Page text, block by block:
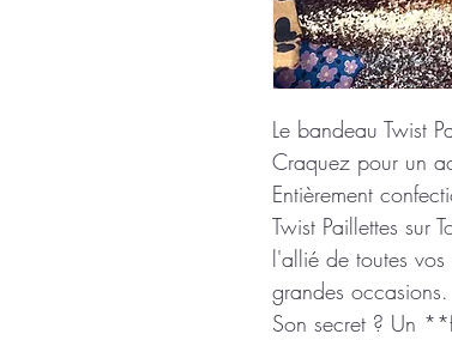
Le bandeau Twist
Craquez pour un
Entièrement
Twist Paillettes sur
l'allié de toutes
grandes occasions.
Son secret ? Un